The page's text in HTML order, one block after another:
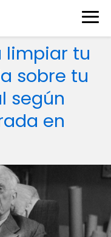
limpiar tu
sobre tu
según
en